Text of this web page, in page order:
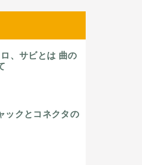
、サビとは 曲の
ックとコネクタの